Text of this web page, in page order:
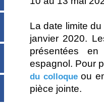
La date limite
janvier 2020.
présentées
espagnol. Pour
du colloqueou
pièce jointe.